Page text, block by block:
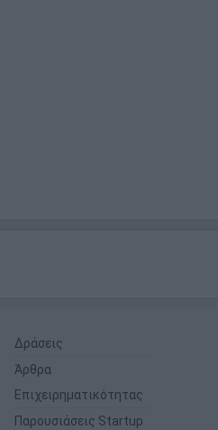
Δράσεις
Άρθρα
Επιχειρηματικότητας
Παρουσιάσεις Startup